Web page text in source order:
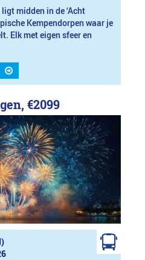
midden in de ‘Acht
Kempendorpen waar je
Elk met eigen sfeer en
€2099